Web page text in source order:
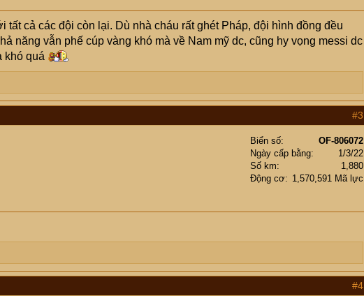
tất cả các đội còn lại. Dù nhà cháu rất ghét Pháp, đội hình đồng đều
năng vẫn phế cúp vàng khó mà về Nam mỹ dc, cũng hy vọng messi dc
khó quá
#3
Biển số
OF-806072
Ngày cấp bằng
1/3/22
Số km
1,880
Động cơ
1,570,591 Mã lực
#4